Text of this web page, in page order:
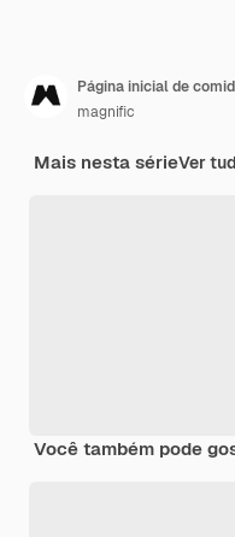
Página inicial de
magnific
Mais nesta sérieVer
Você também pode